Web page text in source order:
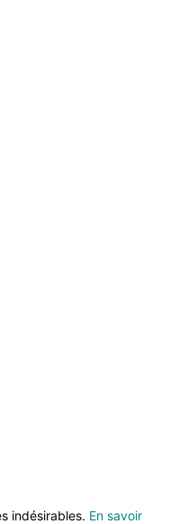
indésirables. En savoir